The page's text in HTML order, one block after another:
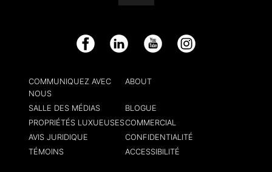
Facebook LinkedIn YouTube Instagram
COMMUNIQUEZ AVEC
NOUS
ABOUT
SALLE DES MÉDIAS
BLOGUE
PROPRIÉTÉS LUXUEUSESCOMMERCIAL
AVIS JURIDIQUE
CONFIDENTIALITÉ
TÉMOINS
ACCESSIBILITÉ